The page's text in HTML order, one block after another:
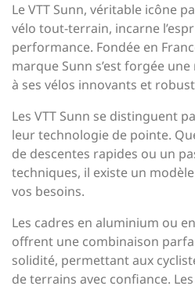
Le VTT Sunn, véritable icône
vélo tout-terrain, incarne
performance. Fondée en
marque Sunn s’est forgée
à ses vélos innovants et
Les VTT Sunn se distinguent
leur technologie de pointe.
de descentes rapides ou un
techniques, il existe un
vos besoins.
Les cadres en aluminium ou
offrent une combinaison
solidité, permettant aux
de terrains avec confiance.